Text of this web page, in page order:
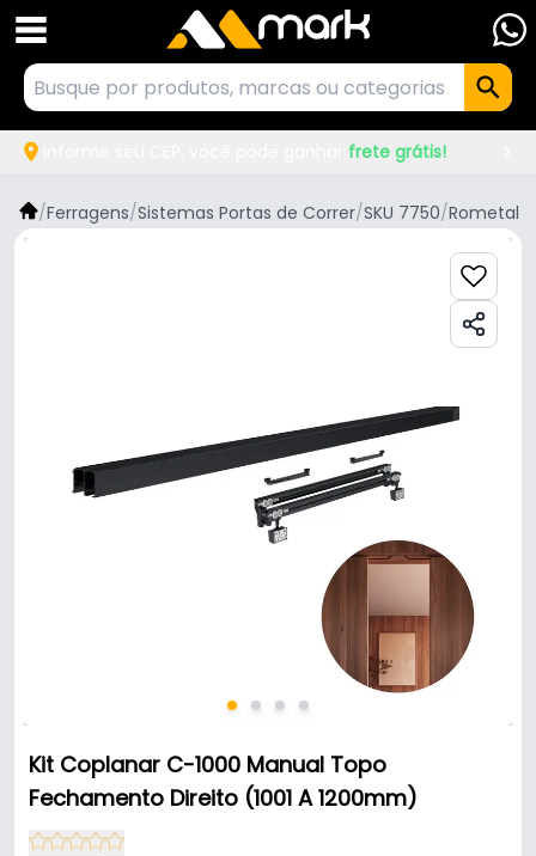
frete grátis!
/Ferragens/Sistemas Portas de Correr/SKU 7750/Rometal
Kit Coplanar C-1000 Manual Topo
Fechamento Direito (1001 A 1200mm)